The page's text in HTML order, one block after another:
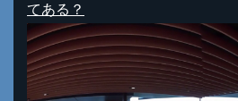
てある？